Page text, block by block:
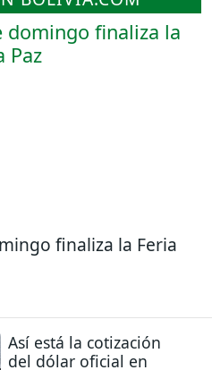
finaliza la Feria
Así está la cotización
del dólar oficial en